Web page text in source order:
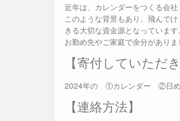
近年は、カレンダーをつくる会
このような背景もあり、飛んで
きる大切な資金源となっています。
お勤め先やご家庭で余分があり
【寄付していただ
2024年の ①カレンダー ②日
【連絡方法】